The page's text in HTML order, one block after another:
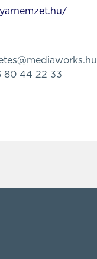
80 44 22 33